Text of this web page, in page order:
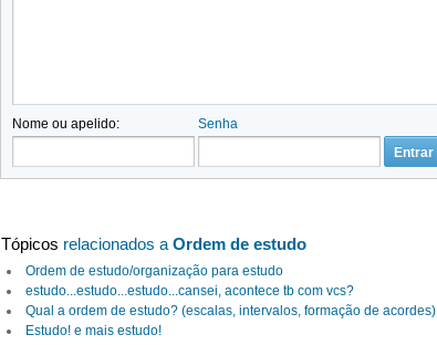
Nome ou apelido: Senha
Tópicos relacionados a Ordem de estudo
Ordem de estudo/organização para estudo
estudo...estudo...estudo...cansei, acontece tb com vcs?
Qual a ordem de estudo? (escalas, intervalos, formação de acordes)
Estudo! e mais estudo!